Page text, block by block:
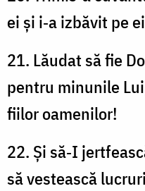
ei și i‑a izbăvit pe
21. Lăudat să fie
pentru minunile
fiilor oamenilor!
22. Și să‑I
să vestească